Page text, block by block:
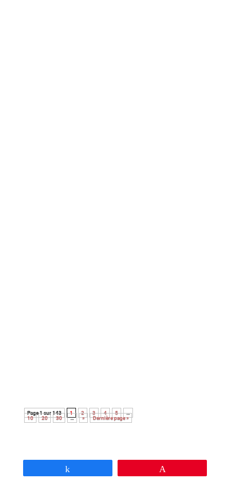
Page 1 sur 143 1 2 3 4 5
…
10
20 30 … » Dernière page »